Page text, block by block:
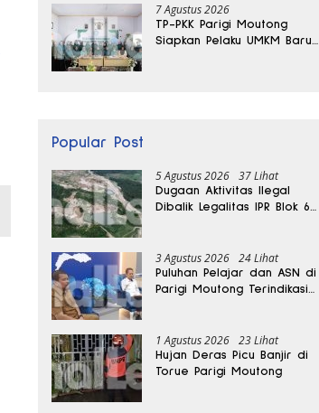
7 Agustus 2026
TP-PKK Parigi Moutong
Siapkan Pelaku UMKM Baru
Popular Post
5 Agustus 2026 37 Lihat
Dugaan Aktivitas Ilegal
Dibalik Legalitas IPR Blok 6
3 Agustus 2026 24 Lihat
Puluhan Pelajar dan ASN di
Parigi Moutong Terindikasi
1 Agustus 2026 23 Lihat
Hujan Deras Picu Banjir di
Torue Parigi Moutong